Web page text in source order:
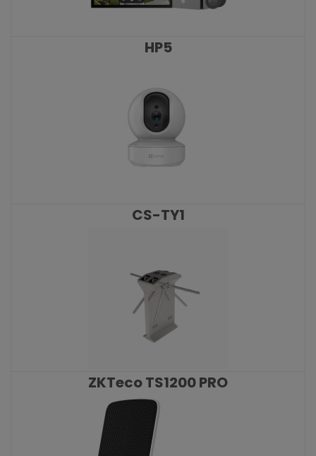
HP5
CS-TY1
ZKTeco TS1200 PRO
KATALOŠKI BROJ: 9196